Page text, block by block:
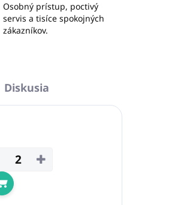
Osobný prístup, poctivý
servis a tisíce spokojných
zákazníkov.
Diskusia
+
Do košíka